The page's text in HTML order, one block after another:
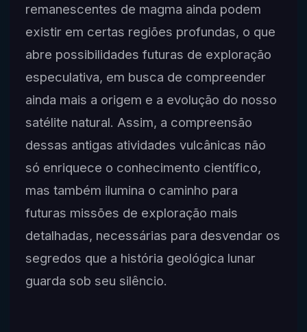
remanescentes de magma ainda podem
existir em certas regiões profundas, o que
abre possibilidades futuras de exploração
especulativa, em busca de compreender
ainda mais a origem e a evolução do nosso
satélite natural. Assim, a compreensão
dessas antigas atividades vulcânicas não
só enriquece o conhecimento científico,
mas também ilumina o caminho para
futuras missões de exploração mais
detalhadas, necessárias para desvendar os
segredos que a história geológica lunar
guarda sob seu silêncio.